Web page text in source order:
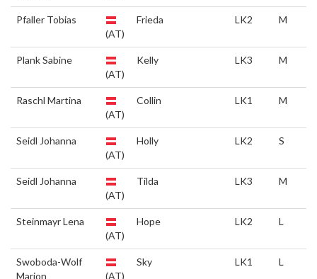
Pfaller Tobias
(AT)
Frieda LK2 M
Plank Sabine
(AT)
Kelly LK3 M
Raschl Martina
(AT)
Collin LK1 M
Seidl Johanna
(AT)
Holly LK2 S
Seidl Johanna
(AT)
Tilda LK3 M
Steinmayr Lena
(AT)
Hope LK2 L
Swoboda-Wolf
Marion
(AT)
Sky LK1 L